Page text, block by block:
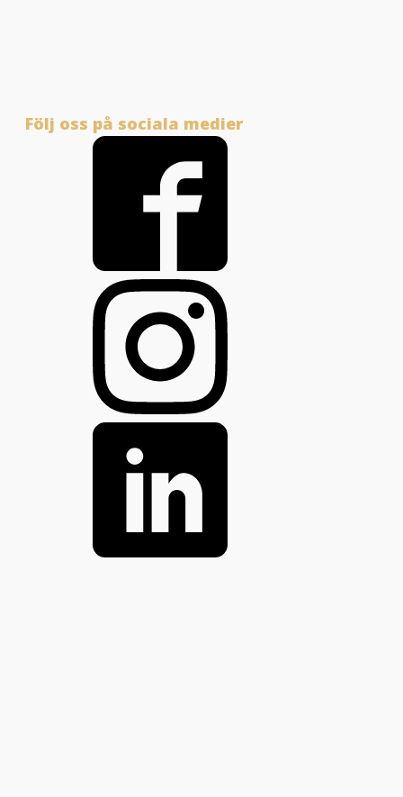
Följ oss på sociala medier